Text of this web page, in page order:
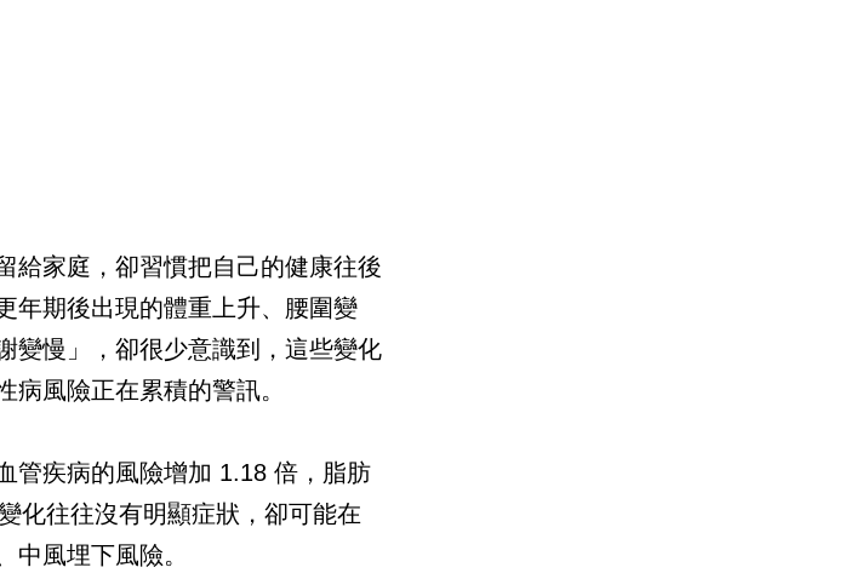
給家庭，卻習慣把自己的健康往後
年期後出現的體重上升、腰圍變
變慢」，卻很少意識到，這些變化
病風險正在累積的警訊。
管疾病的風險增加 1.18 倍，脂肪
化往往沒有明顯症狀，卻可能在
中風埋下風險。